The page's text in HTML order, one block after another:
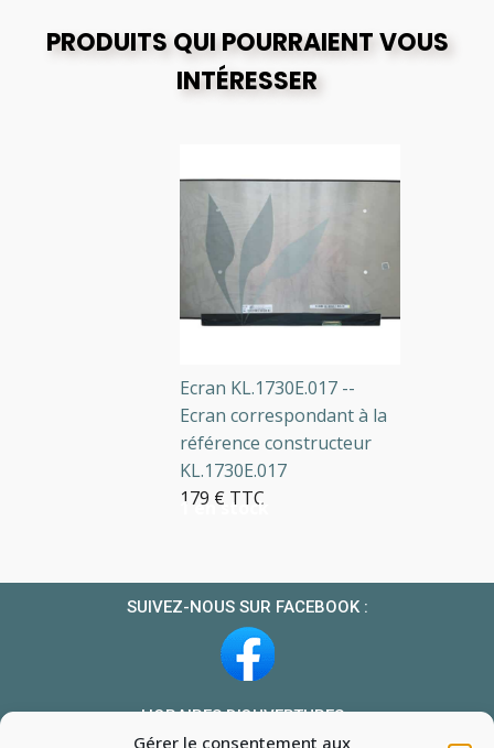
Gérer le consentement aux
PRODUITS QUI POURRAIENT VOUS
INTÉRESSER
1 en stock
Ecran KL.1730E.017 --
Ecran correspondant à la
référence constructeur
KL.1730E.017
179 € TTC
SUIVEZ-NOUS SUR FACEBOOK :
HORAIRES D’OUVERTURES :
Du lundi au vendredi : 10h-13h et 14h-19h